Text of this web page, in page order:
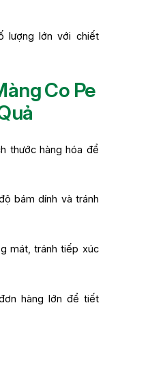
lượng lớn với chiết
Co Pe
thước hàng hóa để
bám dính và tránh
mát, tránh tiếp xúc
hàng lớn để tiết